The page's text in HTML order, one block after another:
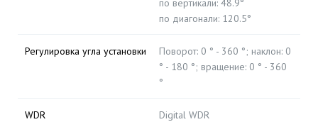
по вертикали: 48.9°
по диагонали: 120.5°
Регулировка угла установки
Поворот: 0 ° - 360 °; наклон: 0
° - 180 °; вращение: 0 ° - 360
°
WDR Digital WDR